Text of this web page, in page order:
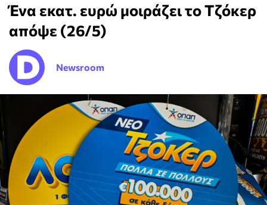
Ένα εκατ. ευρώ μοιράζει το Τζόκερ
απόψε (26/5)
Newsroom